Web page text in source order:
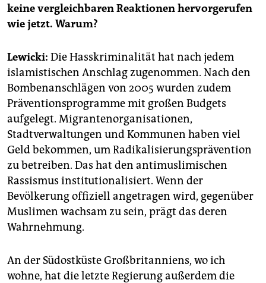
keine vergleichbaren Reaktionen hervorgerufen
wie jetzt. Warum?
Lewicki: Die Hasskriminalität hat nach jedem
islamistischen Anschlag zugenommen. Nach den
Bombenanschlägen von 2005 wurden zudem
Präventionsprogramme mit großen Budgets
aufgelegt. Migrantenorganisationen,
Stadtverwaltungen und Kommunen haben viel
Geld bekommen, um Radikalisierungsprävention
zu betreiben. Das hat den antimuslimischen
Rassismus institutionalisiert. Wenn der
Bevölkerung offiziell angetragen wird, gegenüber
Muslimen wachsam zu sein, prägt das deren
Wahrnehmung.
An der Südostküste Großbritanniens, wo ich
wohne, hat die letzte Regierung außerdem die